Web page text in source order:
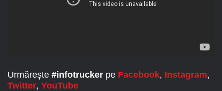
Urmărește #infotrucker pe Facebook, Instagram,
Twitter, YouTube